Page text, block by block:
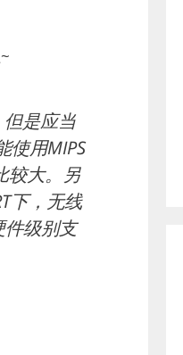
是应当
使用MIPS
较大。另
下，无线
级别支